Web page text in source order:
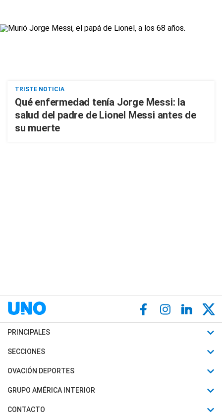
TRISTE NOTICIA
Qué enfermedad tenía Jorge Messi: la
salud del padre de Lionel Messi antes de
su muerte
PRINCIPALES
Últimas Noticias
Política
SECCIONES
Horóscopo
Motores
OVACIÓN DEPORTES
Fútbol
Mundial
GRUPO AMÉRICA INTERIOR
Canal 7 en Vivo
CONTACTO